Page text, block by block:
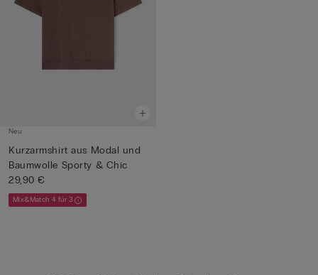
Neu
Kurzarmshirt aus Modal und
Baumwolle Sporty & Chic
29,90 €
Mix&Match 4 für 3